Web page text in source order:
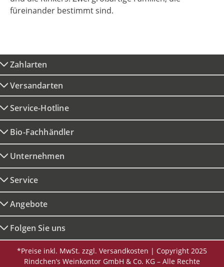
füreinander bestimmt sind.
Zahlarten
Versandarten
Service-Hotline
Bio-Fachhändler
Unternehmen
Service
Angebote
Folgen Sie uns
*Preise inkl. MwSt. zzgl. Versandkosten | Copyright 2025
Rindchen’s Weinkontor GmbH & Co. KG – Alle Rechte